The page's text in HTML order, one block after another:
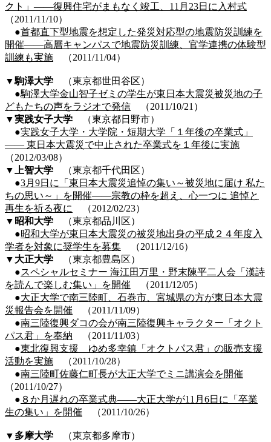
クト」――復興住宅がまもなく竣工、11月23日に入村式
（2011/11/10）
●首都直下型地震を想定した発災対応型の地震防災訓練を
開催――高層キャンパスで地震防災訓練、官学連携の体験型
訓練も実施 （2011/11/04）
▼駒澤大学
（東京都世田谷区）
●駒澤大学金山智子ゼミの学生が東日本大震災被災地の子
どもたちの声をラジオで発信 （2011/10/21）
▼実践女子大学 （東京都日野市）
●実践女子大学・大学院・短期大学「１年後の卒業式」
―― 東日本大震災で中止された卒業式を１年後に実施
（2012/03/08）
▼上智大学 （東京都千代田区）
●3月9日に「東日本大震災追悼の集い～被災地に届け 私た
ちの思い～」を開催――宗教の枠を超え、心一つに 追悼と
再生を祈る夜に
（2012/02/23）
▼昭和大学 （東京都品川区）
●昭和大学が東日本大震災の被災地出身の平成２４年度入
学者を対象に奨学生を募集 （2011/12/16）
▼大正大学
（東京都豊島区）
●スペシャルセミナー 海江田万里・野末陳平二人会「漢詩
を読んで楽しむ集い」を開催 （2011/12/05）
●大正大学で南三陸町、石巻市、宮城県の方が東日本大震
災報告会を開催 （2011/11/09）
●南三陸復興ダコの会が南三陸復興キャラクター「オクト
パス君」を奉納 （2011/11/03）
●東北復興支援 ゆめ多幸鎮「オクトパス君」の販売支援
活動を実施 （2011/10/28）
●南三陸町佐藤仁町長が大正大学でミニ講演会を開催
（2011/10/27）
● ８か月遅れの卒業式典――大正大学が11月6日に「卒業
生の集い」を開催 （2011/10/26）
▼多摩大学 （東京都多摩市）